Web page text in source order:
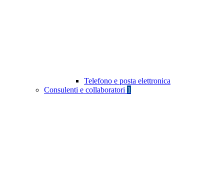
Telefono e posta elettronica
Consulenti e collaboratori 1